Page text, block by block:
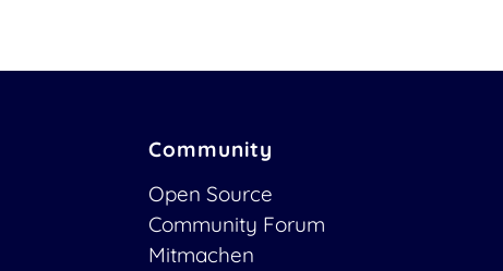
Community
Open Source
Community Forum
Mitmachen